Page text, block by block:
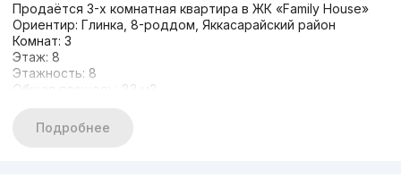
Продаётся 3-х комнатная квартира в ЖК «Family House»
Ориентир: Глинка, 8-роддом, Яккасарайский район
Комнат: 3
Этаж: 8
Этажность: 8
Общая площадь: 83 м2
Межкомнатные стены
Цена: 105.000 y.e./срочно
Подробнее